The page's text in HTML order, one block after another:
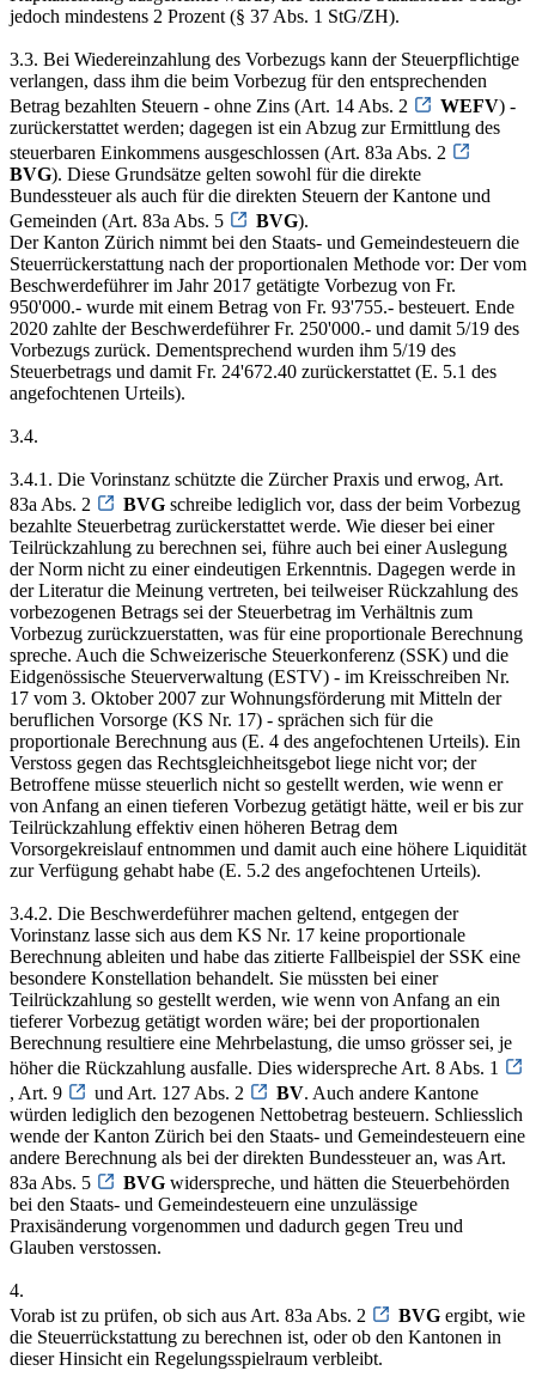
jedoch mindestens 2 Prozent (§ 37 Abs. 1 StG/ZH).
3.3. Bei Wiedereinzahlung des Vorbezugs kann der Steuerpflichtige
verlangen, dass ihm die beim Vorbezug für den entsprechenden
Betrag bezahlten Steuern - ohne Zins (Art. 14 Abs. 2
WEFV) -
zurückerstattet werden; dagegen ist ein Abzug zur Ermittlung des
steuerbaren Einkommens ausgeschlossen (Art. 83a Abs. 2
BVG). Diese Grundsätze gelten sowohl für die direkte
Bundessteuer als auch für die direkten Steuern der Kantone und
Gemeinden (Art. 83a Abs. 5
BVG).
Der Kanton Zürich nimmt bei den Staats- und Gemeindesteuern die
Steuerrückerstattung nach der proportionalen Methode vor: Der vom
Beschwerdeführer im Jahr 2017 getätigte Vorbezug von Fr.
950'000.- wurde mit einem Betrag von Fr. 93'755.- besteuert. Ende
2020 zahlte der Beschwerdeführer Fr. 250'000.- und damit 5/19 des
Vorbezugs zurück. Dementsprechend wurden ihm 5/19 des
Steuerbetrags und damit Fr. 24'672.40 zurückerstattet (E. 5.1 des
angefochtenen Urteils).
3.4.
3.4.1. Die Vorinstanz schützte die Zürcher Praxis und erwog, Art.
83a Abs. 2
BVG schreibe lediglich vor, dass der beim Vorbezug
bezahlte Steuerbetrag zurückerstattet werde. Wie dieser bei einer
Teilrückzahlung zu berechnen sei, führe auch bei einer Auslegung
der Norm nicht zu einer eindeutigen Erkenntnis. Dagegen werde in
der Literatur die Meinung vertreten, bei teilweiser Rückzahlung des
vorbezogenen Betrags sei der Steuerbetrag im Verhältnis zum
Vorbezug zurückzuerstatten, was für eine proportionale Berechnung
spreche. Auch die Schweizerische Steuerkonferenz (SSK) und die
Eidgenössische Steuerverwaltung (ESTV) - im Kreisschreiben Nr.
17 vom 3. Oktober 2007 zur Wohnungsförderung mit Mitteln der
beruflichen Vorsorge (KS Nr. 17) - sprächen sich für die
proportionale Berechnung aus (E. 4 des angefochtenen Urteils). Ein
Verstoss gegen das Rechtsgleichheitsgebot liege nicht vor; der
Betroffene müsse steuerlich nicht so gestellt werden, wie wenn er
von Anfang an einen tieferen Vorbezug getätigt hätte, weil er bis zur
Teilrückzahlung effektiv einen höheren Betrag dem
Vorsorgekreislauf entnommen und damit auch eine höhere Liquidität
zur Verfügung gehabt habe (E. 5.2 des angefochtenen Urteils).
3.4.2. Die Beschwerdeführer machen geltend, entgegen der
Vorinstanz lasse sich aus dem KS Nr. 17 keine proportionale
Berechnung ableiten und habe das zitierte Fallbeispiel der SSK eine
besondere Konstellation behandelt. Sie müssten bei einer
Teilrückzahlung so gestellt werden, wie wenn von Anfang an ein
tieferer Vorbezug getätigt worden wäre; bei der proportionalen
Berechnung resultiere eine Mehrbelastung, die umso grösser sei, je
höher die Rückzahlung ausfalle. Dies widerspreche Art. 8 Abs. 1
, Art. 9
und Art. 127 Abs. 2 BV. Auch andere Kantone
würden lediglich den bezogenen Nettobetrag besteuern. Schliesslich
wende der Kanton Zürich bei den Staats- und Gemeindesteuern eine
andere Berechnung als bei der direkten Bundessteuer an, was Art.
83a Abs. 5
BVG widerspreche, und hätten die Steuerbehörden
bei den Staats- und Gemeindesteuern eine unzulässige
Praxisänderung vorgenommen und dadurch gegen Treu und
Glauben verstossen.
4.
Vorab ist zu prüfen, ob sich aus Art. 83a Abs. 2
BVG ergibt, wie
die Steuerrückstattung zu berechnen ist, oder ob den Kantonen in
dieser Hinsicht ein Regelungsspielraum verbleibt.